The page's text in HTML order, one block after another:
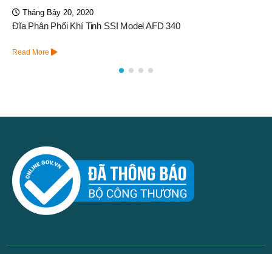
Hạt Nhựa Dupont AmberTec UP900 OH
© Anvigroup 2019. All Rights Reserved